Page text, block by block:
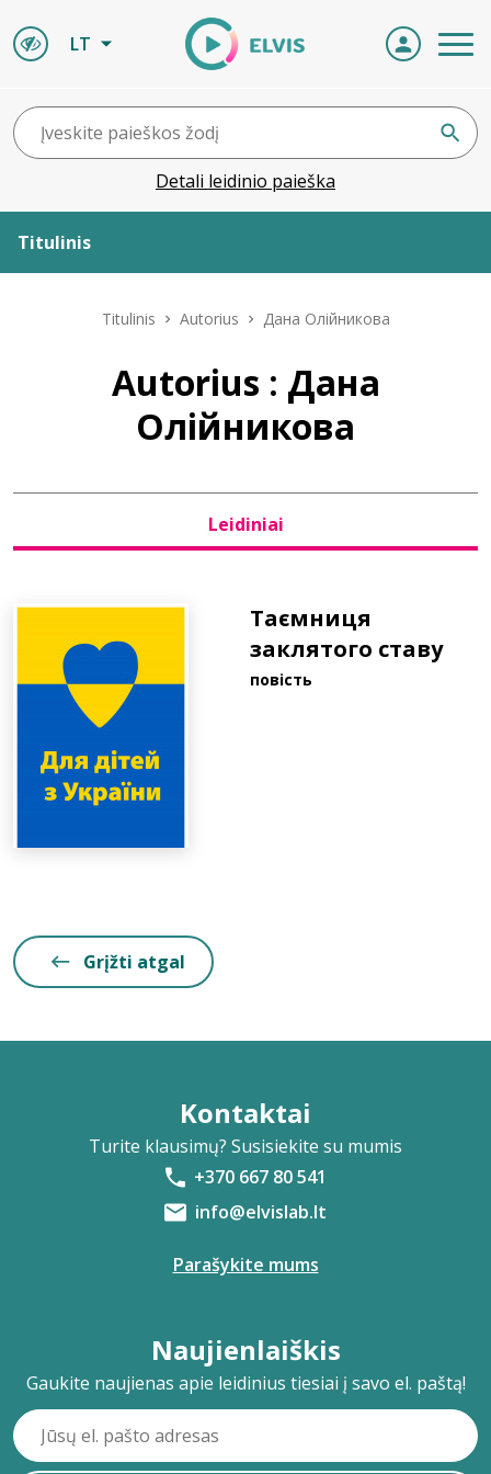
LT
Detali leidinio paieška
Titulinis
ELVIS atvyksta
Naujienos
Bibliotekoms
D.U.K.
Titulinis Autorius Дана Олійникова
Autorius : Дана
Олійникова
Leidiniai
Таємниця
заклятого ставу
повість
Grįžti atgal
Kontaktai
Turite klausimų? Susisiekite su mumis
+370 667 80 541
info@elvislab.lt
Parašykite mums
Naujienlaiškis
Gaukite naujienas apie leidinius tiesiai į savo el. paštą!